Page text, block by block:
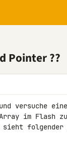
Pointer ??
versuche
im Flash zu
folgender